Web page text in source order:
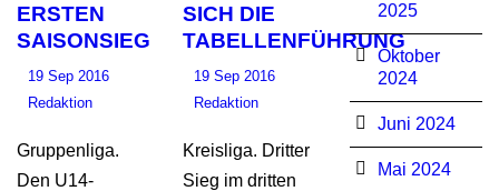
ERSTEN
SAISONSIEG
19 Sep 2016
Redaktion
Gruppenliga.
Den U14-
SICH DIE
TABELLENFÜHRUNG
19 Sep 2016
Redaktion
Kreisliga. Dritter
Sieg im dritten
2025
Oktober
2024
Juni 2024
Mai 2024